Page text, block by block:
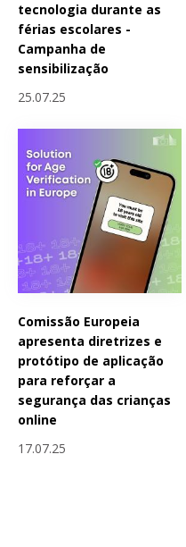
tecnologia durante as
férias escolares -
Campanha de
sensibilização
25.07.25
Comissão Europeia
apresenta diretrizes e
protótipo de aplicação
para reforçar a
segurança das crianças
online
17.07.25